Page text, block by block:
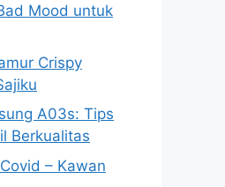
Mood untuk
Crispy
A03s: Tips
Berkualitas
– Kawan